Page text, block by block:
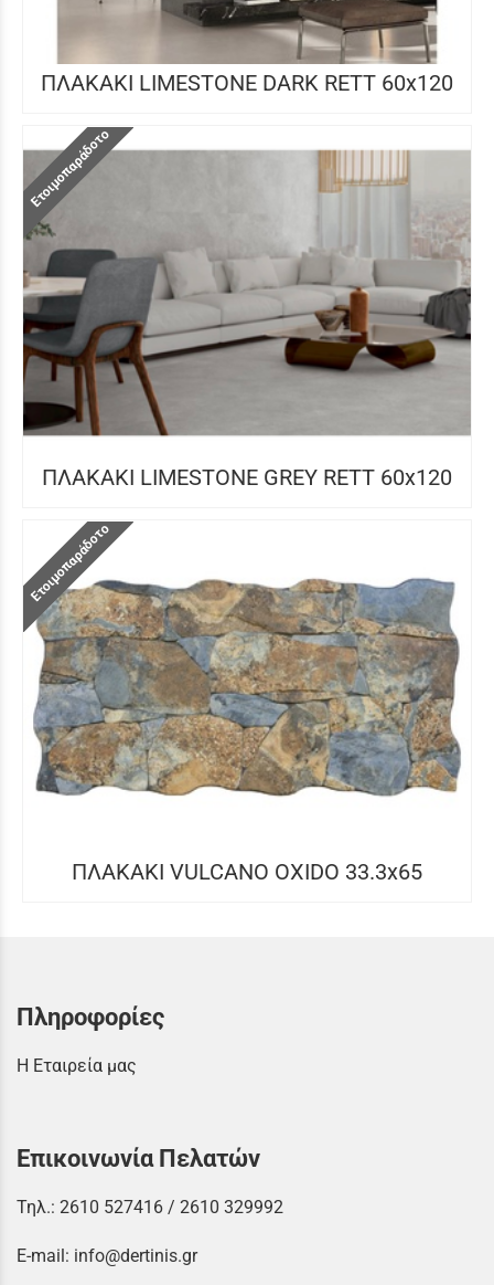
ΠΛΑΚΑΚΙ LIMESTONE DARK RETT 60x120
Ετοιμοπαράδοτο
ΠΛΑΚΑΚΙ LIMESTONE GREY RETT 60x120
Ετοιμοπαράδοτο
ΠΛΑΚΑΚΙ VULCANO OXIDO 33.3x65
Πληροφορίες
Η Εταιρεία μας
Επικοινωνία Πελατών
Τηλ.: 2610 527416 / 2610 329992
E-mail: info@dertinis.gr